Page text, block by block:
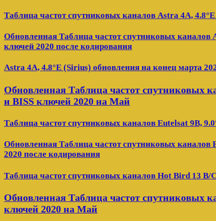
Таблица частот спутниковых каналов Astra 4A,
Обновленная Таблица частот спутниковых каналов
ключей 2020 после кодирования
Astra 4A, 4.8°E (Sirius) обновления на конец марта
Обновленная Таблица частот спутниковых
и BISS ключей 2020 на Май
Таблица частот спутниковых каналов Eutelsat 9B,
Обновленная Таблица частот спутниковых каналов
2020 после кодирования
Таблица частот спутниковых каналов Hot Bird 13 B/
Обновленная Таблица частот спутниковых
ключей 2020 на Май